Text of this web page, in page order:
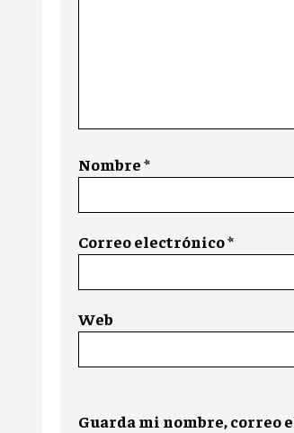
Nombre*
Correo electrónico*
Web
Guarda mi nombre, correo